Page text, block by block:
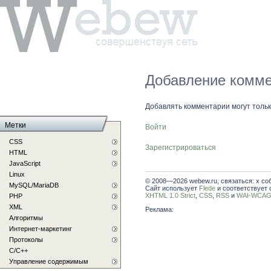
Добавление
Добавлять комментарии могут
Войти
Зарегистрироваться
© 2008—2026 webew.ru, связаться: x
Сайт использует Flede и соответствует
XHTML 1.0 Strict CSS RSS и WAI-
Реклама:
Метки
CSS
HTML
JavaScript
Linux
MySQL/MariaDB
PHP
XML
Алгоритмы
Интернет-маркетинг
Протоколы
С/C++
Управление содержимым